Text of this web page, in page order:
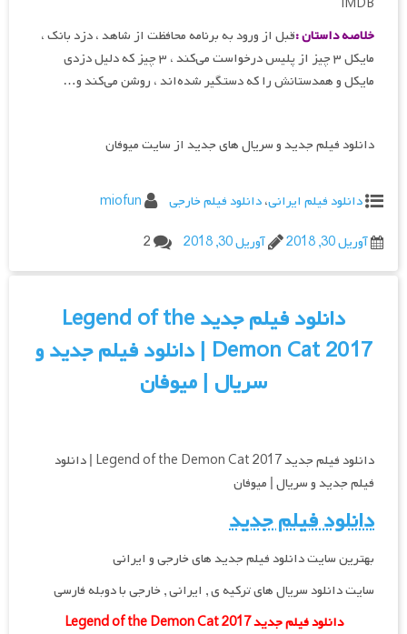
خلاصه داستان :قبل از ورود به برنامه محافظت از شاهد ، دزد بانک ،
مایکل ۳ چیز از پلیس درخواست می‌کند ، ۳ چیز که دلیل دزدی
مایکل و همدستانش را که دستگیر شده‌اند ، روشن می‌کند و…
دانلود فیلم جدید و سریال های جدید از سایت میوفان
دانلود فیلم ایرانی،دانلود فیلم خارجی
miofun
آوریل 30, 2018
آوریل 30, 2018 2
دانلود فیلم جدید Legend of the
Demon Cat 2017 | دانلود فیلم جدید و
سریال | میوفان
دانلود فیلم جدید Legend of the Demon Cat 2017 | دانلود
فیلم جدید و سریال | میوفان
دانلود فیلم جدید
بهترین سایت دانلود فیلم جدید های خارجی و ایرانی
سایت دانلود سریال های ترکیه ی , ایرانی , خارجی با دوبله فارسی
دانلود فیلم جدید Legend of the Demon Cat 2017